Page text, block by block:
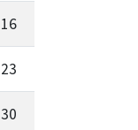
16
23
30